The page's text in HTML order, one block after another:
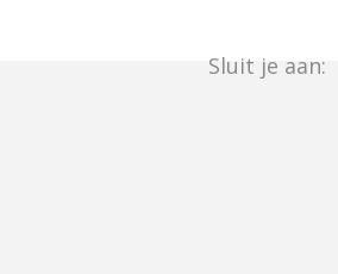
Sluit je aan: